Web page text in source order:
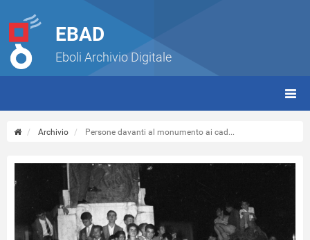
EBAD
Eboli Archivio Digitale
Archivio Persone davanti al monumento ai cad...